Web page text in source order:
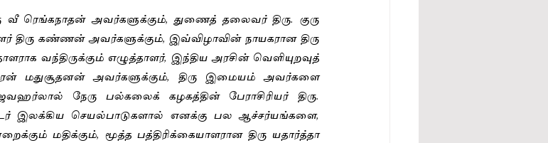
வீ ரெங்கநாதன் அவர்களுக்கும், துணைத் தலைவர் திரு. குரு
திரு கண்ணன் அவர்களுக்கும், இவ்விழாவின் நாயகரான திரு
வந்திருக்கும் எழுத்தாளர், இந்திய அரசின் வெளியுறவுத்
மதுசூதனன் அவர்களுக்கும், திரு இமையம் அவர்களை
நேரு பல்கலைக் கழகத்தின் பேராசிரியர் திரு.
இலக்கிய செயல்பாடுகளால் எனக்கு பல ஆச்சர்யங்களை,
மதிக்கும், மூத்த பத்திரிக்கையாளரான திரு யதார்த்தா